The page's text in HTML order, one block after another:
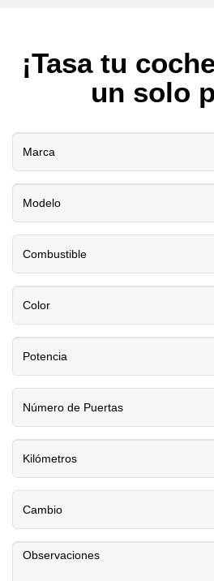
¡Tasa tu
un solo
Combustible
Número de Puertas
Cambio